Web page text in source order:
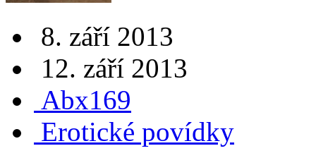
8. září 2013
12. září 2013
Abx169
Erotické povídky